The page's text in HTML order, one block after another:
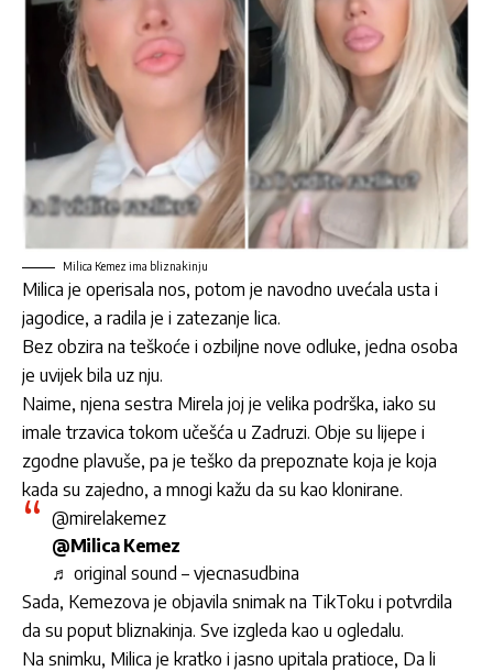
Milica Kemez ima bliznakinju
Milica je operisala nos, potom je navodno uvećala usta i
jagodice, a radila je i zatezanje lica.
Bez obzira na teškoće i ozbiljne nove odluke, jedna osoba
je uvijek bila uz nju.
Naime, njena sestra Mirela joj je velika podrška, iako su
imale trzavica tokom učešća u Zadruzi. Obje su lijepe i
zgodne plavuše, pa je teško da prepoznate koja je koja
kada su zajedno, a mnogi kažu da su kao klonirane.
@mirelakemez
@Milica Kemez
♬ original sound – vjecnasudbina
Sada, Kemezova je objavila snimak na TikToku i potvrdila
da su poput bliznakinja. Sve izgleda kao u ogledalu.
Na snimku, Milica je kratko i jasno upitala pratioce, Da li